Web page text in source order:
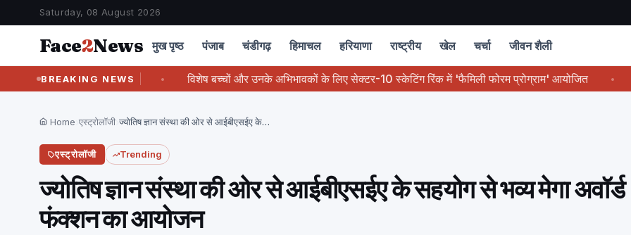
Saturday, 08 August 2026
Face2News मुख पृष्ठ पंजाब चंडीगढ़ हिमाचल हरियाणा राष्ट्रीय खेल चर्चा जीवन शैली
BREAKING NEWS
: त्रिलोक त्यागी विशेष बच्चों और उनके अभिभावकों के लिए सेक्टर-10 स्केटिंग रिंक में 'फैमिली फोरम प्रोग्राम' आयोजित
Home एस्ट्रोलॉजी ज्योतिष ज्ञान संस्था की ओर से आईबीएसईए के…
एस्ट्रोलॉजी Trending
ज्योतिष ज्ञान संस्था की ओर से आईबीएसईए के सहयोग से भव्य मेगा अवॉर्ड
फंक्शन का आयोजन